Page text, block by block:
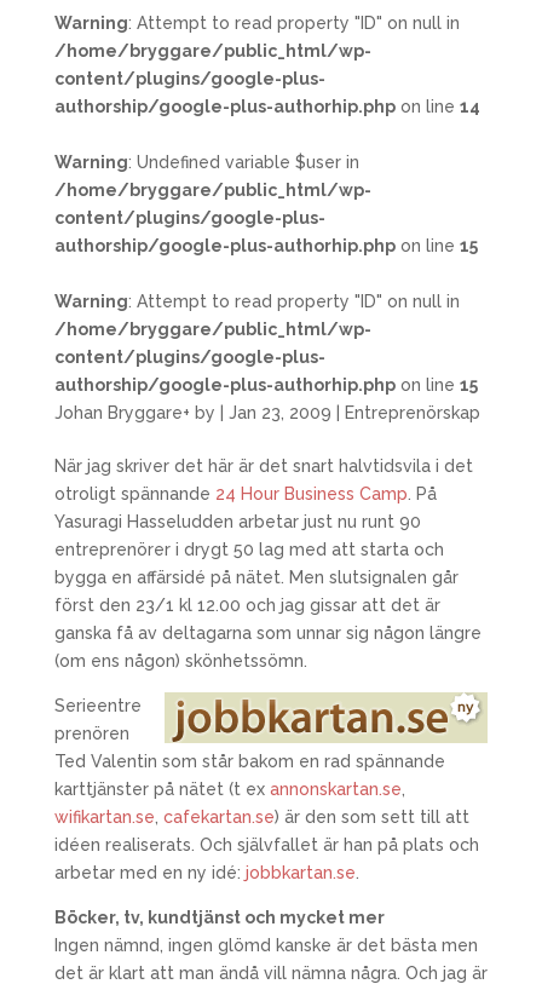
Warning: Attempt to read property "ID" on null in
/home/bryggare/public_html/wp-
content/plugins/google-plus-
authorship/google-plus-authorhip.phpon line 14
Warning: Undefined variable $user in
/home/bryggare/public_html/wp-
content/plugins/google-plus-
authorship/google-plus-authorhip.phpon line 15
Warning: Attempt to read property "ID" on null in
/home/bryggare/public_html/wp-
content/plugins/google-plus-
authorship/google-plus-authorhip.phpon line 15
Johan Bryggare+ by Jan 23, 2009 Entreprenörskap
När jag skriver det här är det snart halvtidsvila i det
otroligt spännande 24 Hour Business Camp . På
Yasuragi Hasseludden arbetar just nu runt 90
entreprenörer i drygt 50 lag med att starta och
bygga en affärsidé på nätet. Men slutsignalen går
först den 23/1 kl 12.00 och jag gissar att det är
ganska få av deltagarna som unnar sig någon längre
(om ens någon) skönhetssömn.
Serieentre
prenören
Ted Valentin som står bakom en rad spännande
karttjänster på nätet (t ex annonskartan.se
wifikartan.se cafekartan.se) är den som sett till att
idéen realiserats. Och självfallet är han på plats och
arbetar med en ny idé: jobbkartan.se
Böcker, tv, kundtjänst och mycket mer
Ingen nämnd, ingen glömd kanske är det bästa men
det är klart att man ändå vill nämna några. Och jag är